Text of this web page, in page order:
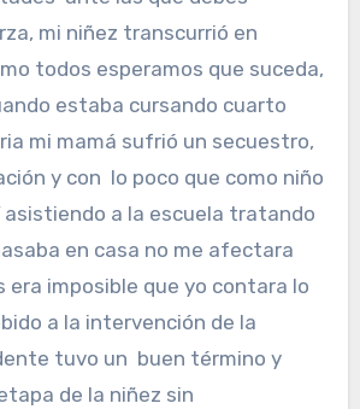
mi niñez transcurrió en
todos esperamos que suceda,
estaba cursando cuarto
mi mamá sufrió un secuestro,
y con lo poco que como niño
a la escuela tratando
en casa no me afectara
era imposible que yo contara lo
a la intervención de la
tuvo un buen término y
de la niñez sin